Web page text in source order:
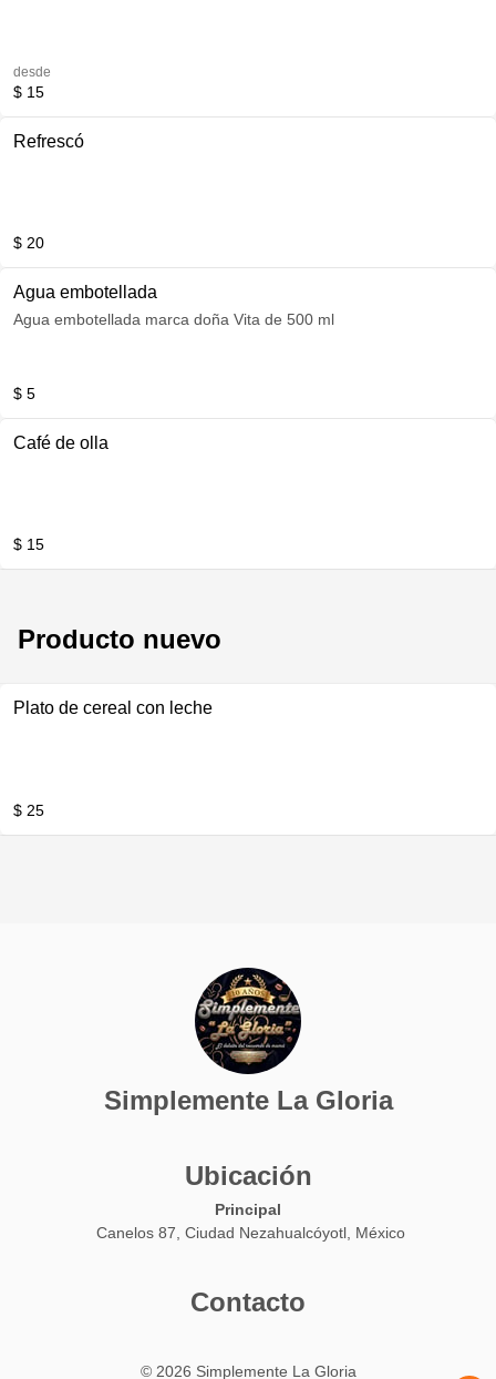
desde
$ 15
Refrescó
$ 20
Agua embotellada
Agua embotellada marca doña Vita de 500 ml
$ 5
Café de olla
$ 15
Producto nuevo
Plato de cereal con leche
$ 25
Simplemente La Gloria
Ubicación
Principal
Canelos 87, Ciudad Nezahualcóyotl, México
Contacto
© 2026 Simplemente La Gloria